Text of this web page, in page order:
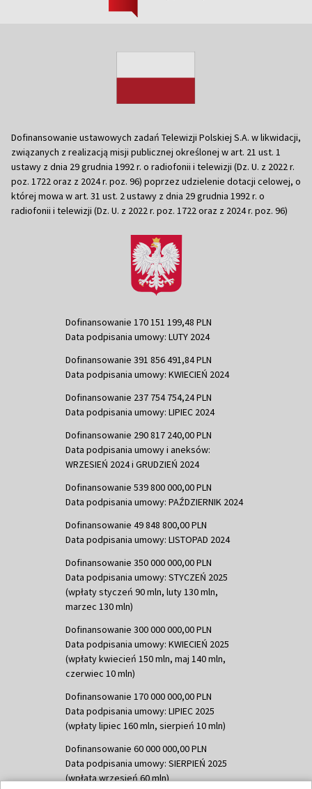
Dofinansowanie ustawowych zadań Telewizji Polskiej S.A. w likwidacji,
związanych z realizacją misji publicznej określonej w art. 21 ust. 1
ustawy z dnia 29 grudnia 1992 r. o radiofonii i telewizji (Dz. U. z 2022 r.
poz. 1722 oraz z 2024 r. poz. 96) poprzez udzielenie dotacji celowej, o
której mowa w art. 31 ust. 2 ustawy z dnia 29 grudnia 1992 r. o
radiofonii i telewizji (Dz. U. z 2022 r. poz. 1722 oraz z 2024 r. poz. 96)
Dofinansowanie 170 151 199,48 PLN
Data podpisania umowy: LUTY 2024
Dofinansowanie 391 856 491,84 PLN
Data podpisania umowy: KWIECIEŃ 2024
Dofinansowanie 237 754 754,24 PLN
Data podpisania umowy: LIPIEC 2024
Dofinansowanie 290 817 240,00 PLN
Data podpisania umowy i aneksów:
WRZESIEŃ 2024 i GRUDZIEŃ 2024
Dofinansowanie 539 800 000,00 PLN
Data podpisania umowy: PAŹDZIERNIK 2024
Dofinansowanie 49 848 800,00 PLN
Data podpisania umowy: LISTOPAD 2024
Dofinansowanie 350 000 000,00 PLN
Data podpisania umowy: STYCZEŃ 2025
(wpłaty styczeń 90 mln, luty 130 mln,
marzec 130 mln)
Dofinansowanie 300 000 000,00 PLN
Data podpisania umowy: KWIECIEŃ 2025
(wpłaty kwiecień 150 mln, maj 140 mln,
czerwiec 10 mln)
Dofinansowanie 170 000 000,00 PLN
Data podpisania umowy: LIPIEC 2025
(wpłaty lipiec 160 mln, sierpień 10 mln)
Dofinansowanie 60 000 000,00 PLN
Data podpisania umowy: SIERPIEŃ 2025
(wpłata wrzesień 60 mln)